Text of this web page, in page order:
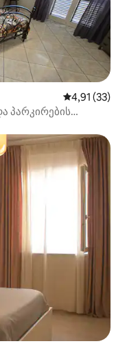
საშუალო
4,91 (33)
პარკირების